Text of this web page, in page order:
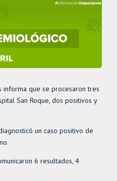
que se procesaron tres
San Roque, dos positivos y
un caso positivo de
6 resultados, 4